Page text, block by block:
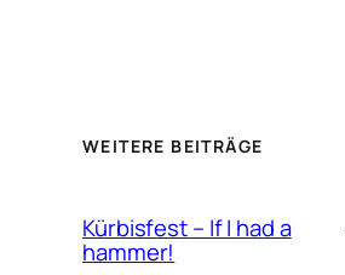
WEITERE BEITRÄGE
Kürbisfest – If I had a
hammer!